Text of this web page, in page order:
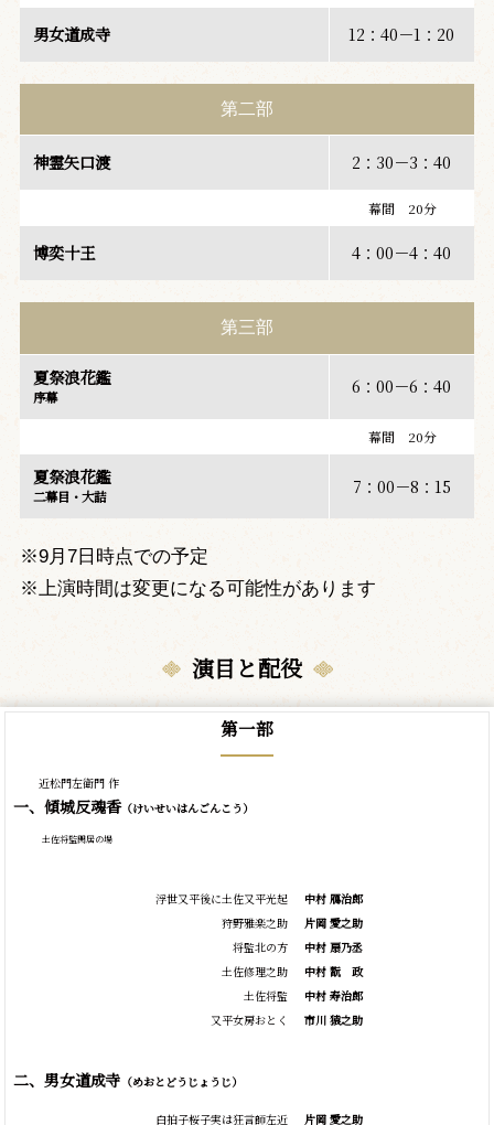
男女道成寺 12：40－1：20
第二部
神霊矢口渡 2：30－3：40
幕間 20分
博奕十王 4：00－4：40
第三部
夏祭浪花鑑
序幕 6：00－6：40
幕間 20分
夏祭浪花鑑
二幕目・大詰 7：00－8：15
※9月7日時点での予定
※上演時間は変更になる可能性があります
演目と配役
第一部
近松門左衛門 作
一、傾城反魂香（けいせいはんごんこう）
土佐将監閑居の場
浮世又平後に土佐又平光起
狩野雅楽之助
将監北の方
土佐修理之助
土佐将監
又平女房おとく
中村 鴈治郎
片岡 愛之助
中村 扇乃丞
中村 翫
政
中村 寿治郎
市川 猿之助
二、男女道成寺 （めおとどうじょうじ）
白拍子桜子実は狂言師左近 片岡 愛之助